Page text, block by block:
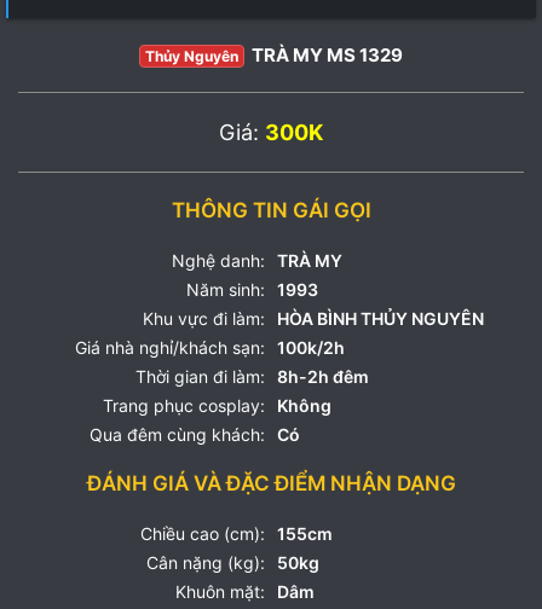
Thủy Nguyên TRÀ MY MS 1329
Giá: 300K
THÔNG TIN GÁI GỌI
Nghệ danh:
TRÀ MY
Năm sinh:
1993
Khu vực đi làm:
HÒA BÌNH THỦY NGUYÊN
Giá nhà nghỉ/khách sạn:
100k/2h
Thời gian đi làm:
8h-2h đêm
Trang phục cosplay:
Không
Qua đêm cùng khách:
Có
ĐÁNH GIÁ VÀ ĐẶC ĐIỂM NHẬN DẠNG
Chiều cao (cm):
155cm
Cân nặng (kg):
50kg
Khuôn mặt:
Dâm